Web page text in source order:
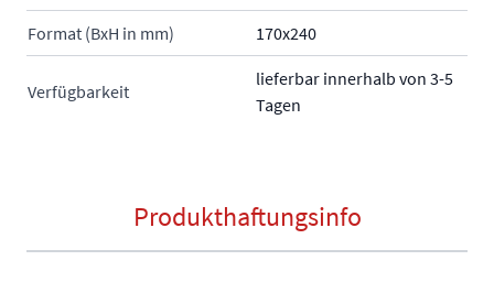
Format (BxH in mm) 170x240
Verfügbarkeit
lieferbar innerhalb von 3-5
Tagen
Produkthaftungsinfo